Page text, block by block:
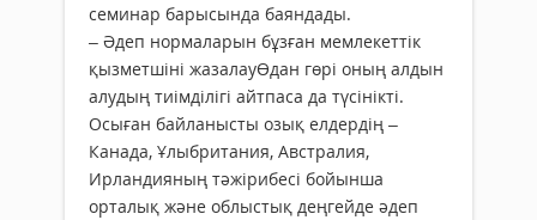
семинар барысында баяндады.
– Әдеп нормаларын бұзған мем­лекеттік
қызметшіні жазалауӨдан гөрі оның алдын
алудың тиімділігі айтпаса да түсінікті.
Осыған байланысты озық елдердің –
Канада, Ұлыбритания, Австралия,
Ирландияның тәжірибесі бойынша
орталық және облыстық деңгейде әдеп